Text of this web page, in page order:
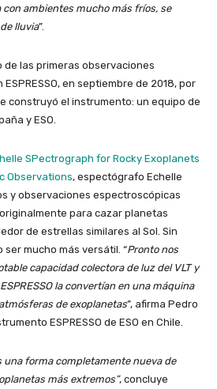
ambientes mucho más fríos, se
lluvia”.
las primeras observaciones
en septiembre de 2018, por
construyó el instrumento: un equipo de
y ESO.
SPectrograph for Rocky Exoplanets
Observations, espectógrafo Echelle
y observaciones espectroscópicas
para cazar planetas
de estrellas similares al Sol. Sin
mucho más versátil. “Pronto nos
capacidad colectora de luz del VLT y
la convertían en una máquina
de exoplanetas”, afirma Pedro
ESPRESSO de ESO en Chile.
una forma completamente nueva de
más extremos”, concluye